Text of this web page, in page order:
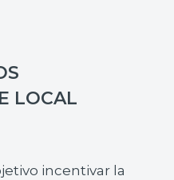
LOCAL
incentivar la